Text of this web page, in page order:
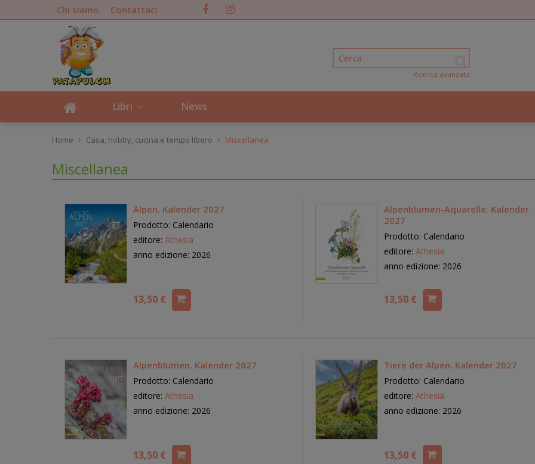
Chi siamo Contattaci
Ricerca avanzata
Libri News
Home Casa, hobby, cucina e tempo libero Miscellanea
Miscellanea
Alpen. Kalender 2027
Prodotto: Calendario
editore: Athesia
anno edizione: 2026
13,50 €
Alpenblumen-Aquarelle. Kalender
2027
Prodotto: Calendario
editore: Athesia
anno edizione: 2026
13,50 €
Alpenblumen. Kalender 2027
Prodotto: Calendario
editore: Athesia
anno edizione: 2026
13,50 €
Tiere der Alpen. Kalender 2027
Prodotto: Calendario
editore: Athesia
anno edizione: 2026
13,50 €